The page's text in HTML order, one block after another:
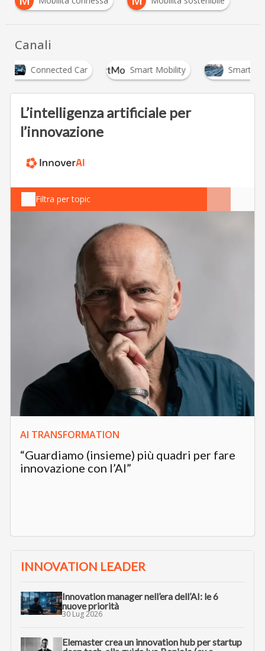
Canali
Car Smart Mobility Smart Road
L’intelligenza artificiale per
l’innovazione
Filtra per topic
AI TRANSFORMATION
“Guardiamo (insieme) più quadri per fare
innovazione con l’AI”
INNOVATION LEADER
Innovation manager nell’era dell’AI: le 6
nuove priorità
30 Lug 2026
Elemaster crea un innovation hub per startup